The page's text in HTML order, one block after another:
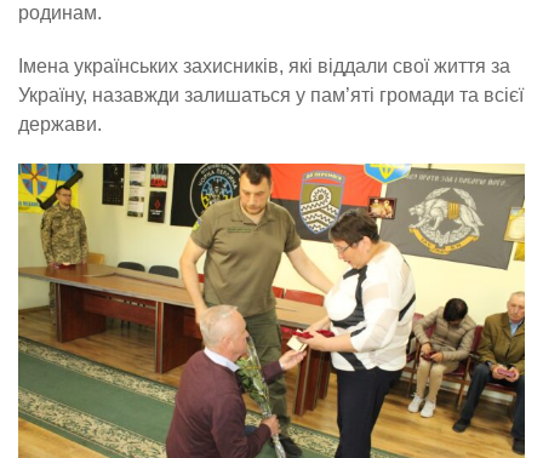
родинам.
Імена українських захисників, які віддали свої життя за
Україну, назавжди залишаться у пам’яті громади та всієї
держави.